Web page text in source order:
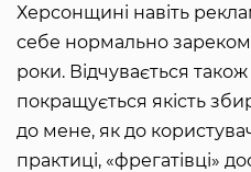
Херсонщині навіть
себе нормально
роки. Відчувається
покращується якість
до мене, як до
практиці, «фрегатівці»